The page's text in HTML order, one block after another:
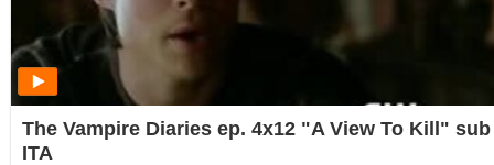
The Vampire Diaries ep. 4x12 "A View To Kill" sub
ITA